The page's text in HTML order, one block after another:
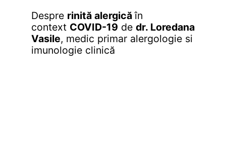
Despre rinită alergicăîn
context COVID-19 de dr. Loredana
Vasile, medic primar alergologie si
imunologie clinică